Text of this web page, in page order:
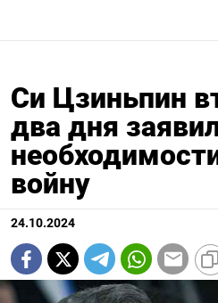
Си Цзиньпин
два дня
войну
24.10.2024